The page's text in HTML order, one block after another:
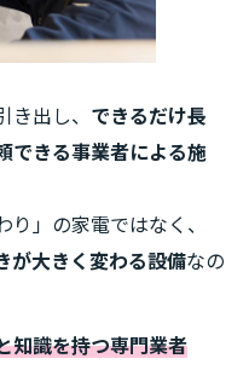
出し、 できるだけ長
できる事業者による施
」の家電ではなく、
が大きく変わる設備なの
知識を持つ専門業者